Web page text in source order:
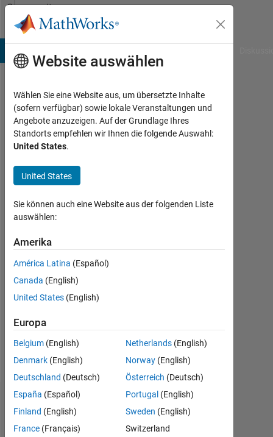
Weiter zum Inhalt
Community
Profile
Hyeokjin
Jho
Last
Monate
vor
|
Aktiv
2018
Followers:
0
Following:
Follow
Statistik
Website auswählen
Wählen Sie eine Website aus, um übersetzte Inhalte
(sofern verfügbar) sowie lokale Veranstaltungen und
Angebote anzuzeigen. Auf der Grundlage Ihres
Standorts empfehlen wir Ihnen die folgende Auswahl:
United States.
United States
Sie können auch eine Website aus der folgenden Liste
auswählen:
Amerika
América Latina (Español)
Canada (English)
United States (English)
Europa
Belgium (English)
Denmark (English)
Deutschland (Deutsch)
España (Español)
Finland (English)
France (Français)
Netherlands (English)
Norway (English)
Österreich (Deutsch)
Portugal (English)
Sweden (English)
Switzerland